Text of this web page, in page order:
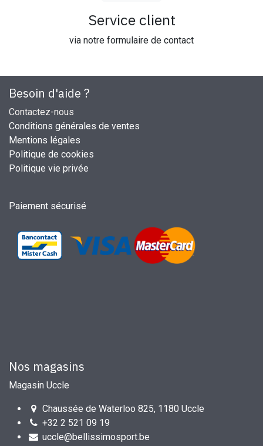
Service client
via notre formulaire de contact
Besoin d'aide ?
Contactez-nous
Conditions générales de ventes
Mentions légales
Politique de cookies
Politique vie privée
Paiement sécurisé
Nos magasins
Magasin Uccle
Chaussée de Waterloo 825, 1180 Uccle
+32 2 521 09 19
uccle@bellissimosport.be